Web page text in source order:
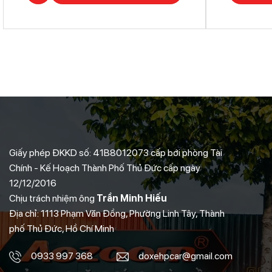
Giấy phép ĐKKD số: 41B8012073 cấp bới phòng Tài
Chính - Kế Hoạch Thành Phố Thủ Đức cấp ngày
12/12/2016
Chịu trách nhiệm ông Trần Minh Hiếu
Địa chỉ: 1113 Phạm Văn Đồng, Phường Linh Tây, Thành
phố Thủ Đức, Hồ Chí Minh
0933 997 368 doxehpcar@gmail.com